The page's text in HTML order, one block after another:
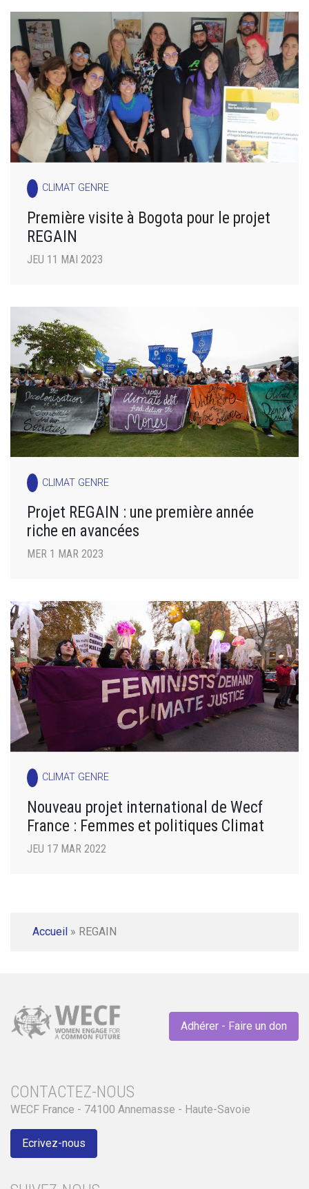
CLIMAT GENRE
Première visite à Bogota pour le projet
REGAIN
JEU 11 MAI 2023
CLIMAT GENRE
Projet REGAIN : une première année
riche en avancées
MER 1 MAR 2023
CLIMAT GENRE
Nouveau projet international de Wecf
France : Femmes et politiques Climat
JEU 17 MAR 2022
Accueil » REGAIN
Adhérer - Faire un don
CONTACTEZ-NOUS
WECF France - 74100 Annemasse - Haute-Savoie
Ecrivez-nous